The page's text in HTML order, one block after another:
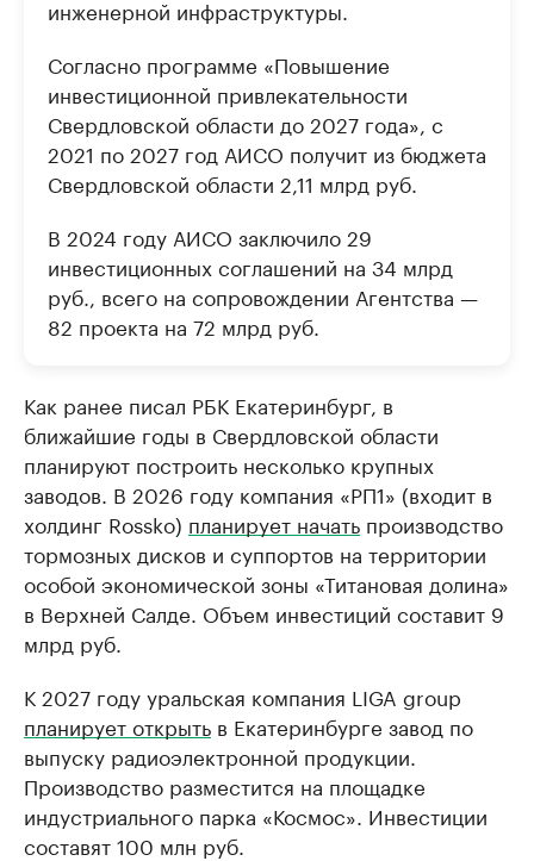
инженерной инфраструктуры.
Согласно программе «Повышение
инвестиционной привлекательности
Свердловской области до 2027 года», с
2021 по 2027 год АИСО получит из бюджета
Свердловской области 2,11 млрд руб.
В 2024 году АИСО заключило 29
инвестиционных соглашений на 34 млрд
руб., всего на сопровождении Агентства —
82 проекта на 72 млрд руб.
Как ранее писал РБК Екатеринбург, в
ближайшие годы в Свердловской области
планируют построить несколько крупных
заводов. В 2026 году компания «РП1» (входит в
холдинг Rossko) планирует начать производство
тормозных дисков и суппортов на территории
особой экономической зоны «Титановая долина»
в Верхней Салде. Объем инвестиций составит 9
млрд руб.
К 2027 году уральская компания LIGA group
планирует открыть в Екатеринбурге завод по
выпуску радиоэлектронной продукции.
Производство разместится на площадке
индустриального парка «Космос». Инвестиции
составят 100 млн руб.